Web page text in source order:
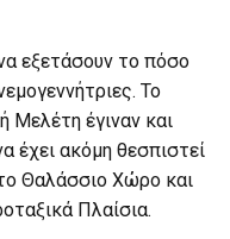
εξετάσουν το πόσο
Το
Μελέτη έγιναν και
έχει ακόμη θεσπιστεί
Θαλάσσιο Χώρο και
Πλαίσια.